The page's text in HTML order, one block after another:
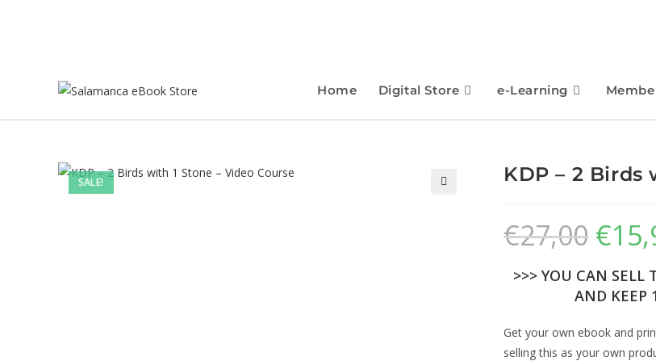
Home Digital Store e-Learning
SALE! KDP – 2 Birds
€27,00 €
>>> YOU CAN SELL
AND KEEP
Get your own ebook and
selling this as your own